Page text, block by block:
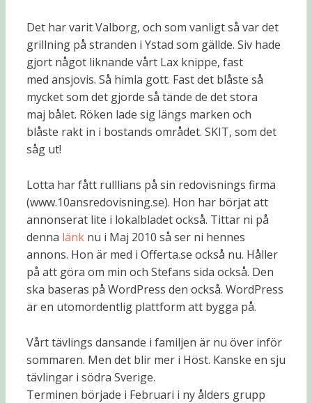
Det har varit Valborg, och som vanligt så var det
grillning på stranden i Ystad som gällde. Siv hade
gjort något liknande vårt Lax knippe, fast
med ansjovis. Så himla gott. Fast det blåste så
mycket som det gjorde så tände de det stora
maj bålet. Röken lade sig längs marken och
blåste rakt in i bostands området. SKIT, som det
såg ut!
Lotta har fått rulllians på sin redovisnings firma
(www.10ansredovisning.se). Hon har börjat att
annonserat lite i lokalbladet också. Tittar ni på
denna länknu i Maj 2010 så ser ni hennes
annons. Hon är med i Offerta.se också nu. Håller
på att göra om min och Stefans sida också. Den
ska baseras på WordPress den också. WordPress
är en utomordentlig plattform att bygga på.
Vårt tävlings dansande i familjen är nu över inför
sommaren. Men det blir mer i Höst. Kanske en sju
tävlingar i södra Sverige.
Terminen började i Februari i ny ålders grupp